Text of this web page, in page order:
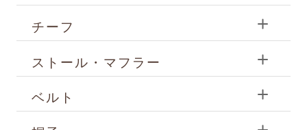
チーフ
ストール・マフラー
ベルト